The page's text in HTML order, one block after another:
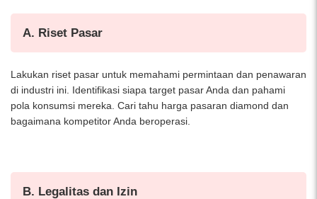
A. Riset Pasar
Lakukan riset pasar untuk memahami permintaan dan penawaran
di industri ini. Identifikasi siapa target pasar Anda dan pahami
pola konsumsi mereka. Cari tahu harga pasaran diamond dan
bagaimana kompetitor Anda beroperasi.
B. Legalitas dan Izin